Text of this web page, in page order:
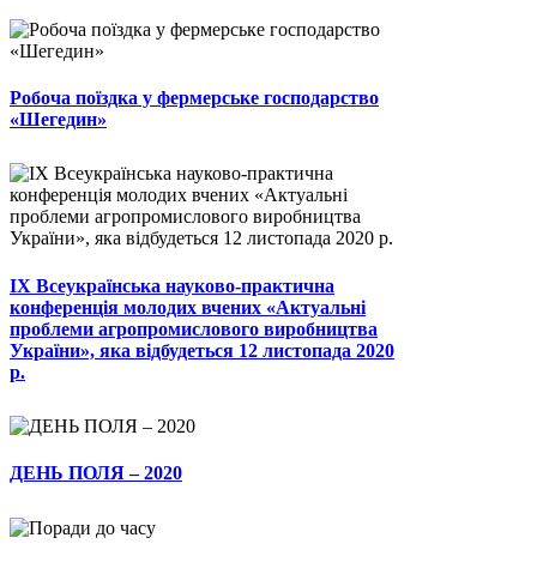
Робоча поїздка у фермерське господарство
«Шегедин»
ІХ Всеукраїнська науково-практична
конференція молодих вчених «Актуальні
проблеми агропромислового виробництва
України», яка відбудеться 12 листопада 2020
р.
ДЕНЬ ПОЛЯ – 2020